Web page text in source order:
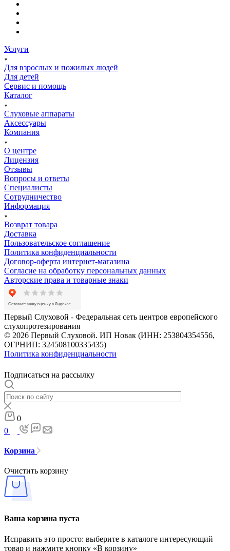
Услуги
Для взрослых и пожилых людей
Для детей
Сервис и помощь
Каталог
Слуховые аппараты
Аксессуары
Компания
О центре
Лицензия
Отзывы
Вопросы и ответы
Специалисты
Сотрудничество
Информация
Возврат товара
Доставка
Пользовательское соглашение
Политика конфиденциальности
Договор-оферта интернет-магазина
Согласие на обработку персональных данных
Авторские права и товарные знаки
Первый Слуховой - Федеральная сеть центров европейского
слухопротезирования
© 2026 Первый Слуховой. ИП Новак (ИНН: 253804354556,
ОГРНИП: 324508100335435)
Политика конфиденциальности
Подписаться на рассылку
0
0
Корзина
Очистить корзину
Ваша корзина пуста
Исправить это просто: выберите в каталоге интересующий
товар и нажмите кнопку «В корзину»